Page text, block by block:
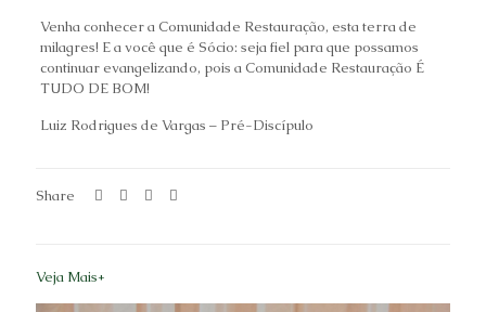
Venha conhecer a Comunidade Restauração, esta terra de
milagres! E a você que é Sócio: seja fiel para que possamos
continuar evangelizando, pois a Comunidade Restauração É
TUDO DE BOM!
Luiz Rodrigues de Vargas – Pré-Discípulo
Share
Veja Mais+